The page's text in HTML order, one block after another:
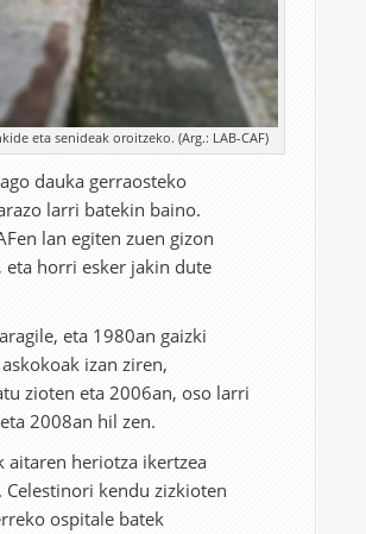
eta senideak oroitzeko. (Arg.: LAB-CAF)
dauka gerraosteko
larri batekin baino.
lan egiten zuen gizon
horri esker jakin dute
eta 1980an gaizki
izan ziren,
zioten eta 2006an, oso larri
2008an hil zen.
aitaren heriotza ikertzea
kendu zizkioten
ospitale batek